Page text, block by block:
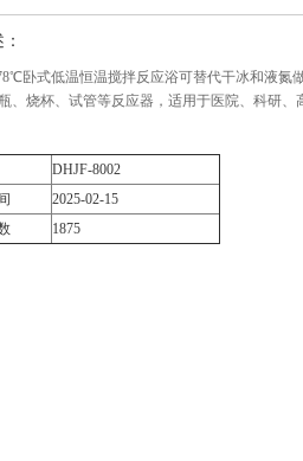
卧式低温恒温搅拌反应浴可替代干冰和液氮
、烧杯、试管等反应器，适用于医院、科研、
DHJF-8002
2025-02-15
1875